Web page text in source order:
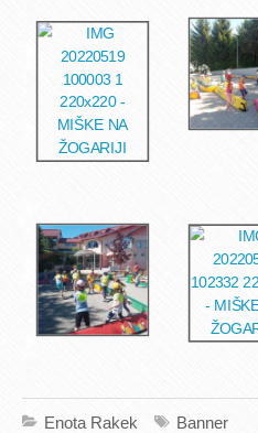
Enota Rakek Banner